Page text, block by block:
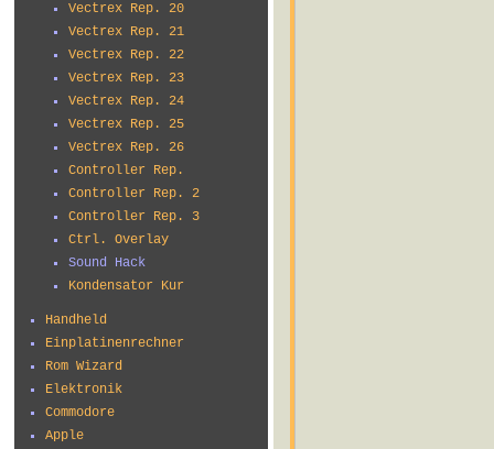
Vectrex Rep. 20
Vectrex Rep. 21
Vectrex Rep. 22
Vectrex Rep. 23
Vectrex Rep. 24
Vectrex Rep. 25
Vectrex Rep. 26
Controller Rep.
Controller Rep. 2
Controller Rep. 3
Ctrl. Overlay
Sound Hack
Kondensator Kur
Handheld
Einplatinenrechner
Rom Wizard
Elektronik
Commodore
Apple